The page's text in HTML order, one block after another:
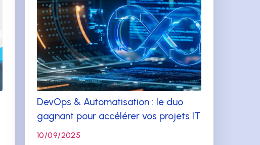
DevOps & Automatisation : le duo
gagnant pour accélérer vos projets IT
10/09/2025